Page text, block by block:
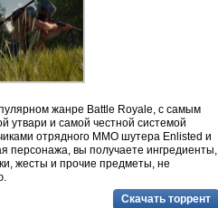
жанре Battle Royale, с самым
утвари и самой честной системой
отрядного ММО шутера Enlisted и
персонажа, вы получаете ингредиенты,
жесты и прочие предметы, не
Скачать торрент